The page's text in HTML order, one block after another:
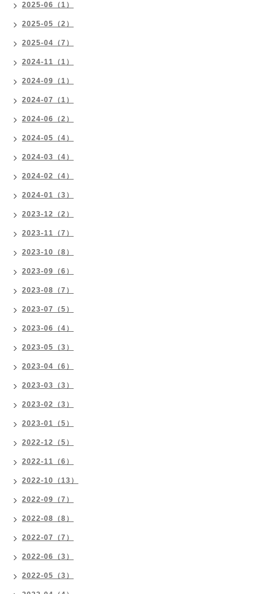
2025-06（1）
2025-05（2）
2025-04（7）
2024-11（1）
2024-09（1）
2024-07（1）
2024-06（2）
2024-05（4）
2024-03（4）
2024-02（4）
2024-01（3）
2023-12（2）
2023-11（7）
2023-10（8）
2023-09（6）
2023-08（7）
2023-07（5）
2023-06（4）
2023-05（3）
2023-04（6）
2023-03（3）
2023-02（3）
2023-01（5）
2022-12（5）
2022-11（6）
2022-10（13）
2022-09（7）
2022-08（8）
2022-07（7）
2022-06（3）
2022-05（3）